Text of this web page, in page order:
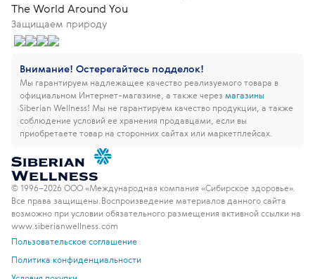
The World Around You
Защищаем природу
Внимание! Остерегайтесь подделок!
Мы гарантируем надлежащее качество реализуемого товара в
официальном Интернет-магазине, а также через магазины
Siberian Wellness! Мы не гарантируем качество продукции, а также
соблюдение условий ее хранения продавцами, если вы
приобретаете товар на сторонних сайтах или маркетплейсах.
© 1996–2026 ООО «Международная компания «Сибирское здоровье».
Все права защищены. Воспроизведение материалов данного сайта
возможно при условии обязательного размещения активной ссылки на
www.siberianwellness.com
Пользовательское соглашение
Политика конфиденциальности